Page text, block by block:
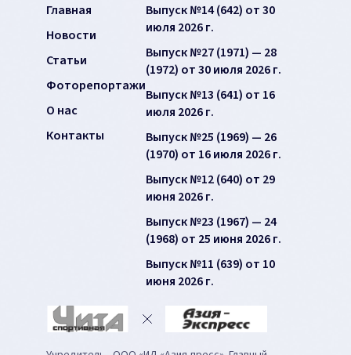
Главная
Новости
Статьи
Фоторепортажи
О нас
Контакты
Выпуск №14 (642) от 30
июля 2026 г.
Выпуск №27 (1971) — 28
(1972) от 30 июля 2026 г.
Выпуск №13 (641) от 16
июля 2026 г.
Выпуск №25 (1969) — 26
(1970) от 16 июля 2026 г.
Выпуск №12 (640) от 29
июня 2026 г.
Выпуск №23 (1967) — 24
(1968) от 25 июня 2026 г.
Выпуск №11 (639) от 10
июня 2026 г.